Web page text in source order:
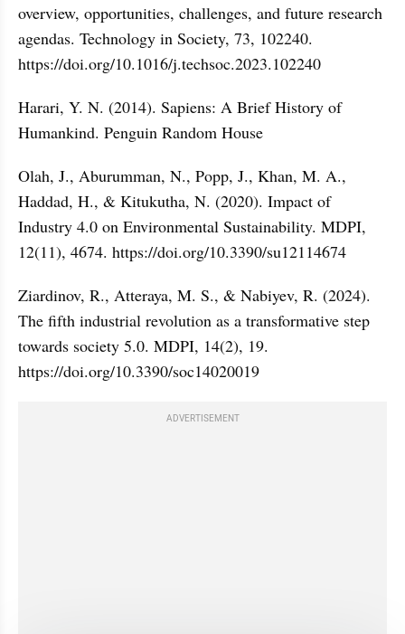
overview, opportunities, challenges, and future research
agendas. Technology in Society, 73, 102240.
https://doi.org/10.1016/j.techsoc.2023.102240
Harari, Y. N. (2014). Sapiens: A Brief History of
Humankind. Penguin Random House
Olah, J., Aburumman, N., Popp, J., Khan, M. A.,
Haddad, H., & Kitukutha, N. (2020). Impact of
Industry 4.0 on Environmental Sustainability. MDPI,
12(11), 4674. https://doi.org/10.3390/su12114674
Ziardinov, R., Atteraya, M. S., & Nabiyev, R. (2024).
The fifth industrial revolution as a transformative step
towards society 5.0. MDPI, 14(2), 19.
https://doi.org/10.3390/soc14020019
ADVERTISEMENT